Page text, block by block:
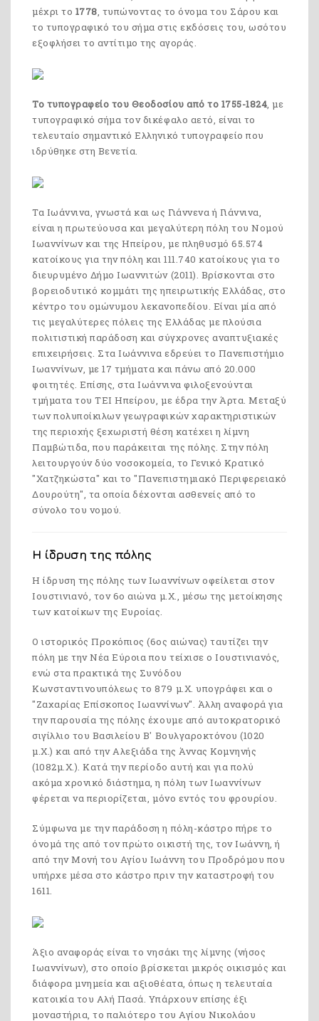
μέχρι το 1778, τυπώνοντας το όνομα του Σάρου και
το τυπογραφικό του σήμα στις εκδόσεις του, ωσότου
εξοφλήσει το αντίτιμο της αγοράς.
Το τυπογραφείο του Θεοδοσίου από το 1755-1824, με
τυπογραφικό σήμα τον δικέφαλο αετό, είναι το
τελευταίο σημαντικό Ελληνικό τυπογραφείο που
ιδρύθηκε στη Βενετία.
Τα Ιωάννινα, γνωστά και ως Γιάννενα ή Γιάννινα,
είναι η πρωτεύουσα και μεγαλύτερη πόλη του Νομού
Ιωαννίνων και της Ηπείρου, με πληθυσμό 65.574
κατοίκους για την πόλη και 111.740 κατοίκους για το
διευρυμένο Δήμο Ιωαννιτών (2011). Βρίσκονται στο
βορειοδυτικό κομμάτι της ηπειρωτικής Ελλάδας, στο
κέντρο του ομώνυμου λεκανοπεδίου. Είναι μία από
τις μεγαλύτερες πόλεις της Ελλάδας με πλούσια
πολιτιστική παράδοση και σύγχρονες αναπτυξιακές
επιχειρήσεις. Στα Ιωάννινα εδρεύει το Πανεπιστήμιο
Ιωαννίνων, με 17 τμήματα και πάνω από 20.000
φοιτητές. Επίσης, στα Ιωάννινα φιλοξενούνται
τμήματα του ΤΕΙ Ηπείρου, με έδρα την Άρτα. Μεταξύ
των πολυποίκιλων γεωγραφικών χαρακτηριστικών
της περιοχής ξεχωριστή θέση κατέχει η λίμνη
Παμβώτιδα, που παράκειται της πόλης. Στην πόλη
λειτουργούν δύο νοσοκομεία, το Γενικό Κρατικό
"Χατζηκώστα" και το "Πανεπιστημιακό Περιφερειακό
Δουρούτη", τα οποία δέχονται ασθενείς από το
σύνολο του νομού.
Η ίδρυση της πόλης
Η ίδρυση της πόλης των Ιωαννίνων οφείλεται στον
Ιουστινιανό, τον 6ο αιώνα μ.Χ., μέσω της μετοίκησης
των κατοίκων της Ευροίας.
Ο ιστορικός Προκόπιος (6ος αιώνας) ταυτίζει την
πόλη με την Νέα Εύροια που τείχισε ο Ιουστινιανός,
ενώ στα πρακτικά της Συνόδου
Κωνσταντινουπόλεως το 879 μ.Χ. υπογράφει και ο
"Ζαχαρίας Επίσκοπος Ιωαννίνων". Άλλη αναφορά για
την παρουσία της πόλης έχουμε από αυτοκρατορικό
σιγίλλιο του Βασιλείου Β' Βουλγαροκτόνου (1020
μ.Χ.) και από την Αλεξιάδα της Άννας Κομνηνής
(1082μ.Χ.). Κατά την περίοδο αυτή και για πολύ
ακόμα χρονικό διάστημα, η πόλη των Ιωαννίνων
φέρεται να περιορίζεται, μόνο εντός του φρουρίου.
Σύμφωνα με την παράδοση η πόλη-κάστρο πήρε το
όνομά της από τον πρώτο οικιστή της, τον Ιωάννη, ή
από την Μονή του Αγίου Ιωάννη του Προδρόμου που
υπήρχε μέσα στο κάστρο πριν την καταστροφή του
1611.
Άξιο αναφοράς είναι το νησάκι της λίμνης (νήσος
Ιωαννίνων), στο οποίο βρίσκεται μικρός οικισμός και
διάφορα μνημεία και αξιοθέατα, όπως η τελευταία
κατοικία του Αλή Πασά. Υπάρχουν επίσης έξι
μοναστήρια, το παλιότερο του Αγίου Νικολάου